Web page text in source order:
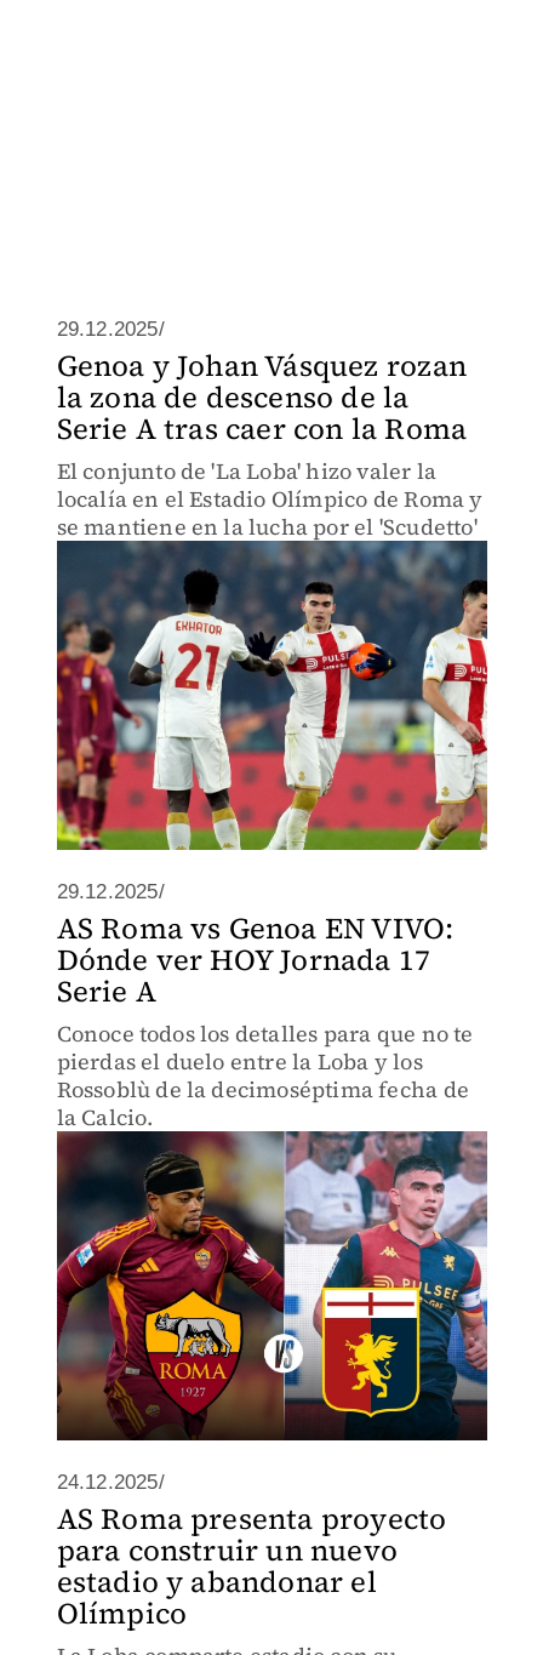
29.12.2025/
Genoa y Johan Vásquez rozan
la zona de descenso de la
Serie A tras caer con la Roma
El conjunto de 'La Loba' hizo valer la
localía en el Estadio Olímpico de Roma y
se mantiene en la lucha por el 'Scudetto'
29.12.2025/
AS Roma vs Genoa EN VIVO:
Dónde ver HOY Jornada 17
Serie A
Conoce todos los detalles para que no te
pierdas el duelo entre la Loba y los
Rossoblù de la decimoséptima fecha de
la Calcio.
24.12.2025/
AS Roma presenta proyecto
para construir un nuevo
estadio y abandonar el
Olímpico